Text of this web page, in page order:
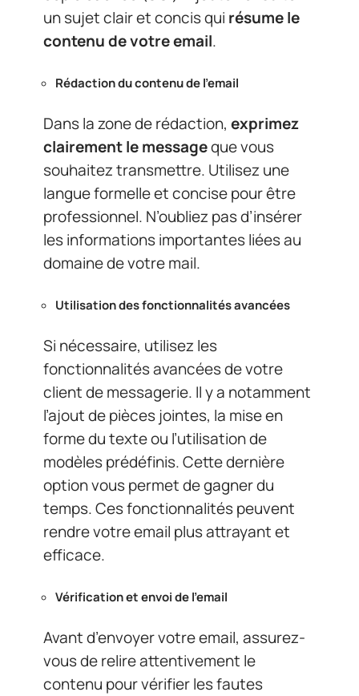
un sujet clair et concis qui résume le
contenu de votre email.
Rédaction du contenu de l’email
Dans la zone de rédaction, exprimez
clairement le messageque vous
souhaitez transmettre. Utilisez une
langue formelle et concise pour être
professionnel. N’oubliez pas d’insérer
les informations importantes liées au
domaine de votre mail.
Utilisation des fonctionnalités avancées
Si nécessaire, utilisez les
fonctionnalités avancées de votre
client de messagerie. Il y a notamment
l’ajout de pièces jointes, la mise en
forme du texte ou l’utilisation de
modèles prédéfinis. Cette dernière
option vous permet de gagner du
temps. Ces fonctionnalités peuvent
rendre votre email plus attrayant et
efficace.
Vérification et envoi de l’email
Avant d’envoyer votre email, assurez-
vous de relire attentivement le
contenu pour vérifier les fautes